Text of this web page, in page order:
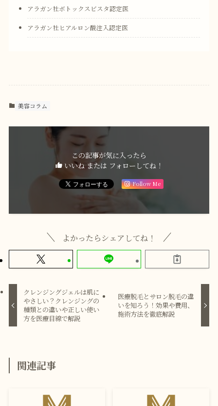
アラガン社ボトックスビスタ認定医
アラガン社ヒアルロン酸注入認定医
美容コラム
この記事が気に入ったら
いいね または フォローしてね！
Follow Me
よかったらシェアしてね！
クレンジングジェルは肌に
やさしい？クレンジングの
種類との違いや正しい使い
方を医療目線で解説
医療脱毛とサロン脱毛の違
いを知ろう！効果や費用、
施術方法を徹底解説
関連記事